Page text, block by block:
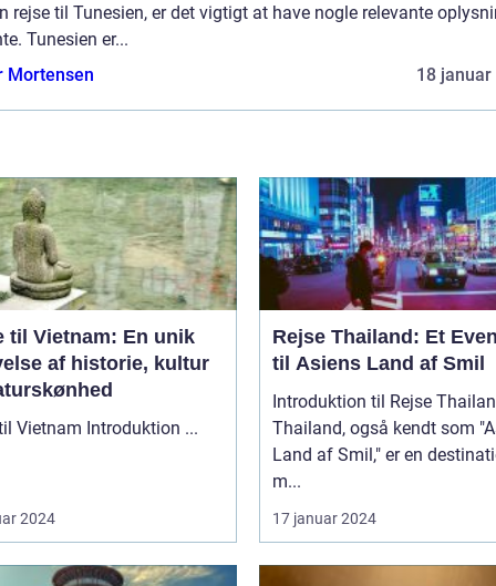
rejse til Tunesien, er det vigtigt at have nogle relevante
Tunesien er...
Mortensen
18 januar
til Vietnam: En unik
af historie, kultur
Rejse til Vietnam Introduktion ...
2024
Rejse Thailand: Et
til Asiens Land af Smil
Introduktion til Rejse
Thailand, også kendt som
Land af Smil," er en
m...
17 januar 2024